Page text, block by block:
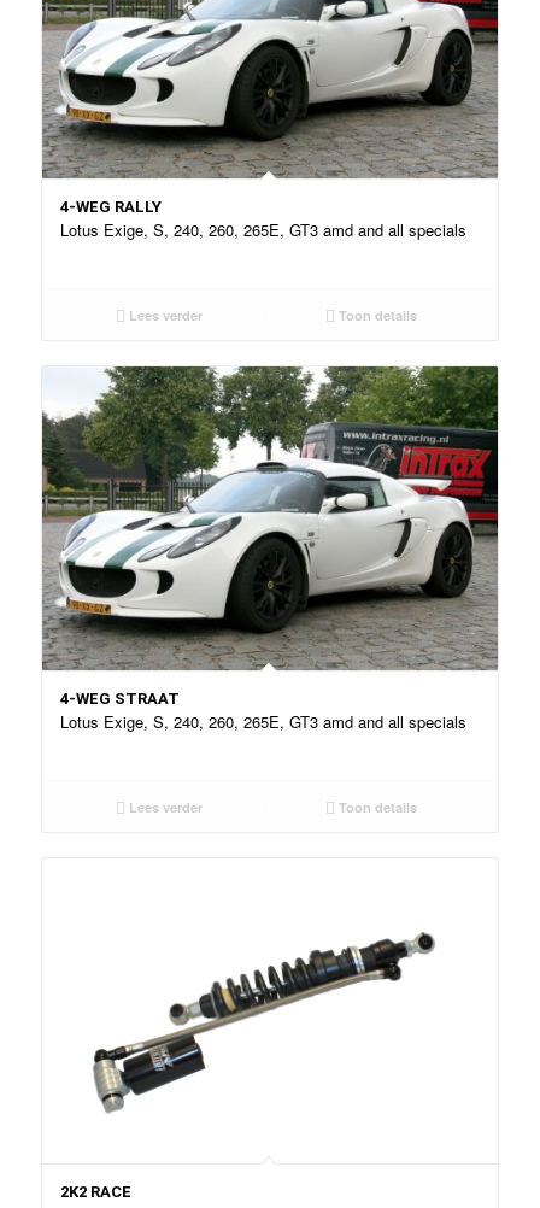
4-WEG RALLY
Lotus Exige, S, 240, 260, 265E, GT3 amd and all specials
Lees verder Toon details
4-WEG STRAAT
Lotus Exige, S, 240, 260, 265E, GT3 amd and all specials
Lees verder Toon details
2K2 RACE